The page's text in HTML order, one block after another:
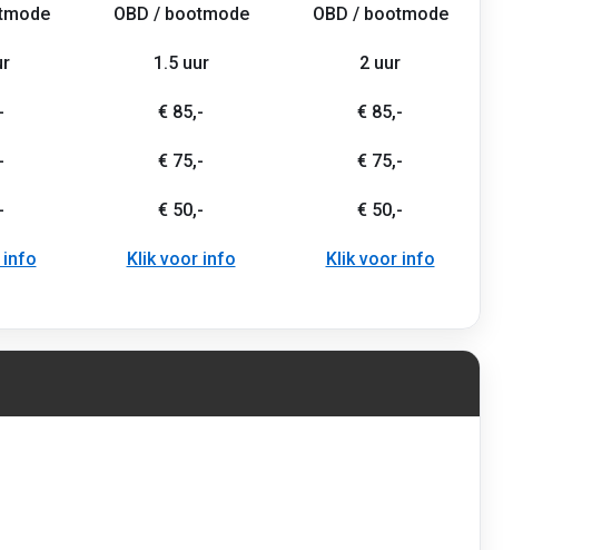
OBD / bootmode OBD / bootmode
1.5 uur 2 uur
€ 85,- € 85,-
€ 75,- € 75,-
€ 50,- € 50,-
info Klik voor info Klik voor info